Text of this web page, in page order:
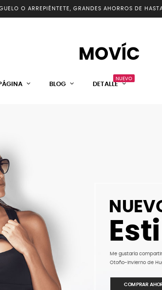
O ARREPIÉNTETE, GRANDES AHORROS DE
BLOG DETALLE
NUEVO
Me gustaría
Otoño-Invierno de
COMPRAR